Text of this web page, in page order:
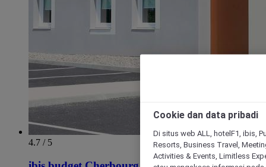
4.7 / 5
Cookie dan data pribadi
Di situs web ALL, hotelF1, ibis,
Resorts, Business Travel,
Activities & Events, Limitless